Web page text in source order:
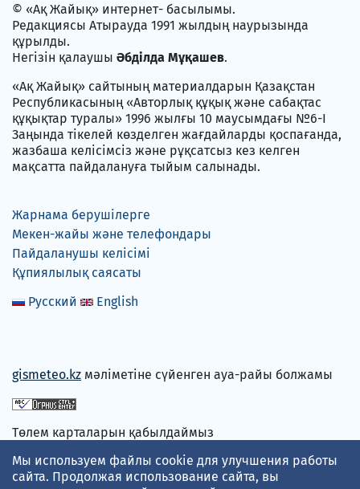
© «Ақ Жайық» интернет- басылымы.
Редакциясы Атырауда 1991 жылдың наурызында
құрылды.
Негізін қалаушы Әбділда Мұқашев.
«Ақ Жайық» сайтының материалдарын Қазақстан
Республикасының «Авторлық құқық және сабақтас
құқықтар туралы» 1996 жылғы 10 маусымдағы №6-I
Заңында тікелей көзделген жағдайларды қоспағанда,
жазбаша келісімсіз және рұқсатсыз кез келген
мақсатта пайдалануға тыйым салынады.
Жарнама берушілерге
Мекен-жайы және телефондары
Пайдаланушы келісімі
Құпиялылық саясаты
Русский
English
gismeteo.kz мәліметіне сүйенген ауа-райы болжамы
Төлем карталарын қабылдаймыз
Мы используем файлы cookie для улучшения работы
сайта. Продолжая использование сайта, вы